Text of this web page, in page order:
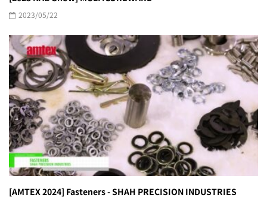
2023/05/22
[AMTEX 2024] Fasteners - SHAH PRECISION INDUSTRIES